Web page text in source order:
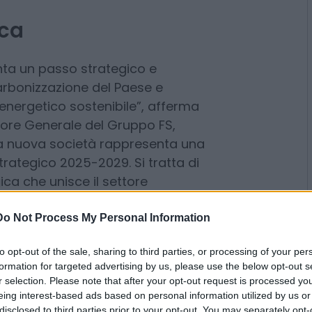
Not Process My Personal Information
opt-out of the sale, sharing to third parties, or processing of your
for targeted advertising by us, please use the below opt-out
selection. Please note that after your opt-out request is processed
interest-based ads based on personal information utilized by us
to third parties prior to your opt-out. You may separately
residua esposta al mercato
un passo strategico e
del Paese e
sostenibile”, afferma
Generale del Gruppo FS,
nuova società rappresenta una
2025-2029. Si tratta di
che unisce il settore
di contribuire
sistema Paese, con un
in termini di